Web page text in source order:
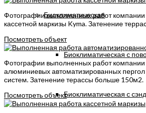
Биоклиматическая
Биоклиматическая с
Биоклиматическая с
Фотографии выполненных работ компании
кассетной маркизы Kyma. Затенение
Посмотреть объект
Фотографии выполненных работ компании
алюминиевых автоматизированных пергол
систем. Затенение терассы больше 150м2.
Посмотреть объект